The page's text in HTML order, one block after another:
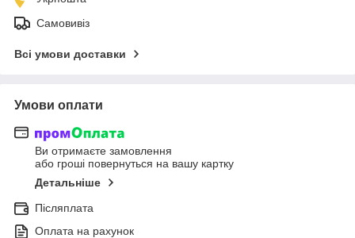
Самовивіз
Всі умови доставки
Умови оплати
Ви отримаєте замовлення
або гроші повернуться на вашу картку
Детальніше
Післяплата
Оплата на рахунок